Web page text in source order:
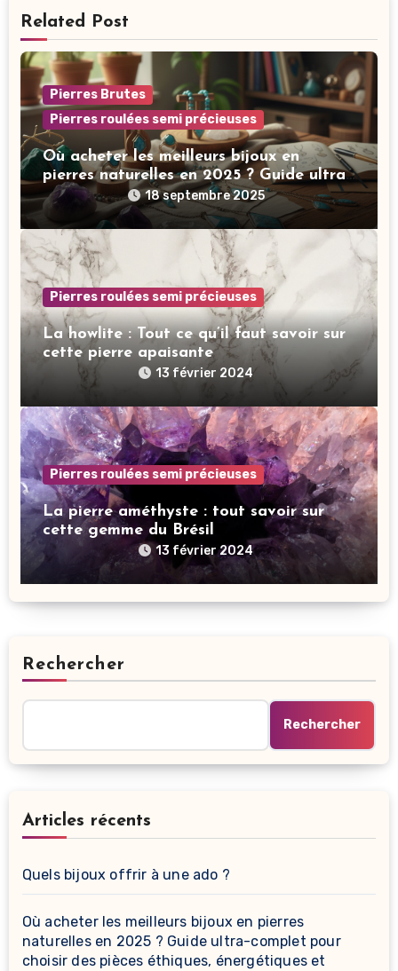
Related Post
Pierres Brutes
Pierres roulées semi précieuses
Où acheter les meilleurs bijoux en
pierres naturelles en 2025 ? Guide ultra-
complet pour choisir des pièces éthiques,
énergétiques et stylées
18 septembre 2025
Pierres roulées semi précieuses
La howlite : Tout ce qu’il faut savoir sur
cette pierre apaisante
13 février 2024
Pierres roulées semi précieuses
La pierre améthyste : tout savoir sur
cette gemme du Brésil
13 février 2024
Rechercher
Rechercher
Articles récents
Quels bijoux offrir à une ado ?
Où acheter les meilleurs bijoux en pierres
naturelles en 2025 ? Guide ultra-complet pour
choisir des pièces éthiques, énergétiques et